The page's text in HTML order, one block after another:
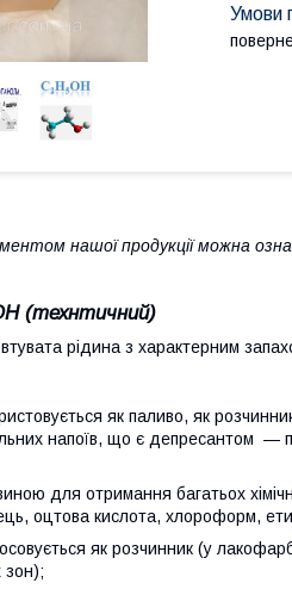
нашої продукції можна
(технтичний)
рідина з характерним
як паливо, як
напоїв, що є депресантом —
для отримання багатьох
оцтова кислота, хлороформ,
як розчинник (у
зон);